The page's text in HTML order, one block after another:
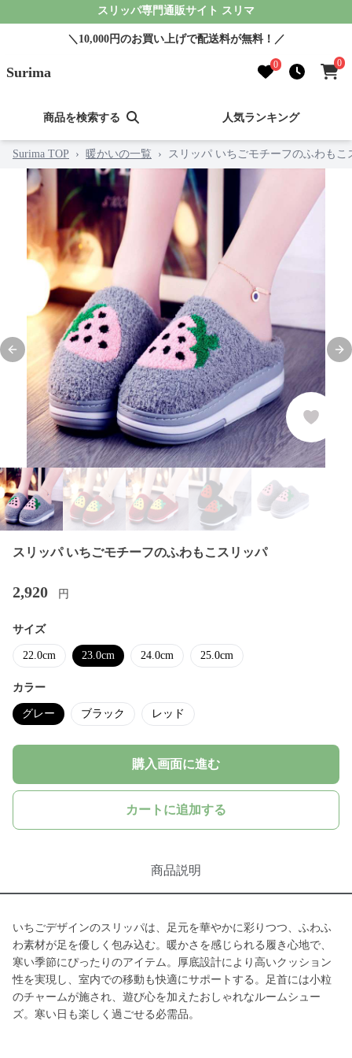
スリッパ専門通販サイト スリマ
＼10,000円のお買い上げで配送料が無料！／
Surima 0 0
商品を検索する 人気ランキング
Surima TOP › 暖かいの一覧 › スリッパ いちごモチーフのふわもこ
Previous slide
スリッパ いちごモチーフのふわもこスリッパ
2,920 円
サイズ
22.0cm 23.0cm 24.0cm 25.0cm
カラー
グレー ブラック レッド
購入画面に進む
カートに追加する
商品説明
いちごデザインのスリッパは、足元を華やかに彩りつつ、ふわふ
わ素材が足を優しく包み込む。暖かさを感じられる履き心地で、
寒い季節にぴったりのアイテム。厚底設計により高いクッション
性を実現し、室内での移動も快適にサポートする。足首には小粒
のチャームが施され、遊び心を加えたおしゃれなルームシュー
ズ。寒い日も楽しく過ごせる必需品。